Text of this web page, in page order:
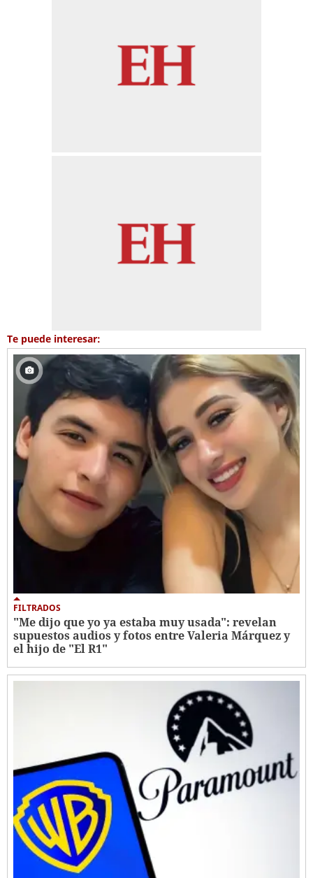
Te puede interesar:
FILTRADOS
"Me dijo que yo ya estaba muy usada": revelan
supuestos audios y fotos entre Valeria Márquez y
el hijo de "El R1"